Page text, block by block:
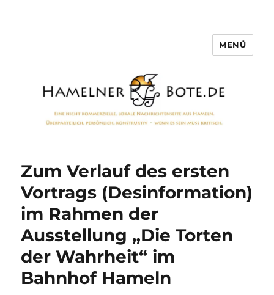
MENÜ
Zum Verlauf des ersten
Vortrags (Desinformation)
im Rahmen der
Ausstellung „Die Torten
der Wahrheit“ im
Bahnhof Hameln